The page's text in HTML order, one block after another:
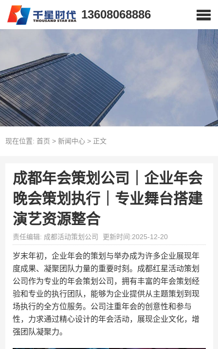
13608068886
现在位置: 首页 > 新闻中心> 正文
成都年会策划公司｜企业年会
晚会策划执行｜专业舞台搭建
演艺资源整合
责任编辑: 成都活动策划公司 更新时间:2025-12-20
岁末年初，企业年会的策划与举办成为许多企业展现年
度成果、凝聚团队力量的重要时刻。成都红星活动策划
公司作为专业的年会策划公司，拥有丰富的年会策划经
验和专业的执行团队，能够为企业提供从主题策划到现
场执行的全方位服务。公司注重年会的创意性和参与
性，力求通过精心设计的年会活动，展现企业文化，增
强团队凝聚力。